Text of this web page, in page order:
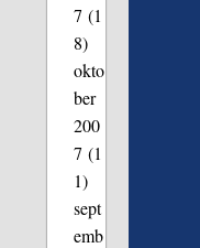
7 (1
8)
okto
ber
200
7 (1
1)
sept
emb